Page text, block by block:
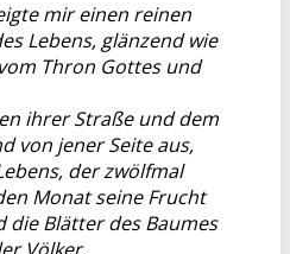
mir einen reinen
Lebens, glänzend wie
Thron Gottes und
ihrer Straße und dem
von jener Seite aus,
der zwölfmal
Monat seine Frucht
die Blätter des Baumes